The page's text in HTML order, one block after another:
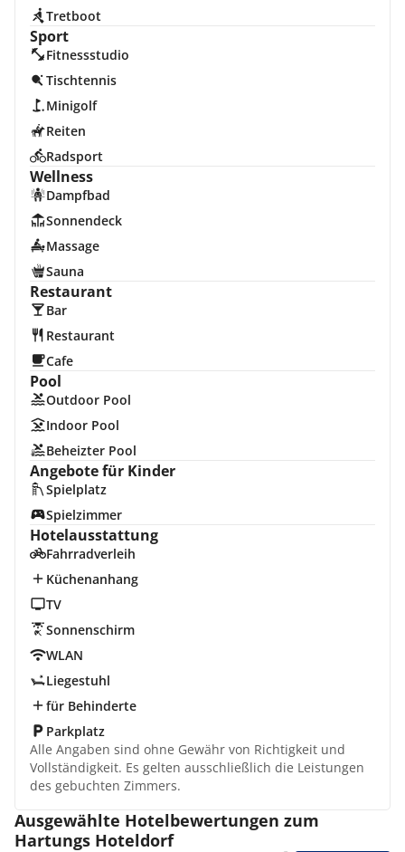
Tretboot
Sport
Fitnessstudio
Tischtennis
Minigolf
Reiten
Radsport
Wellness
Dampfbad
Sonnendeck
Massage
Sauna
Restaurant
Bar
Restaurant
Cafe
Pool
Outdoor Pool
Indoor Pool
Beheizter Pool
Angebote für Kinder
Spielplatz
Spielzimmer
Hotelausstattung
Fahrradverleih
Küchenanhang
TV
Sonnenschirm
WLAN
Liegestuhl
für Behinderte
Parkplatz
Alle Angaben sind ohne Gewähr von Richtigkeit und
Vollständigkeit. Es gelten ausschließlich die Leistungen
des gebuchten Zimmers.
Ausgewählte Hotelbewertungen zum
Hartungs Hoteldorf